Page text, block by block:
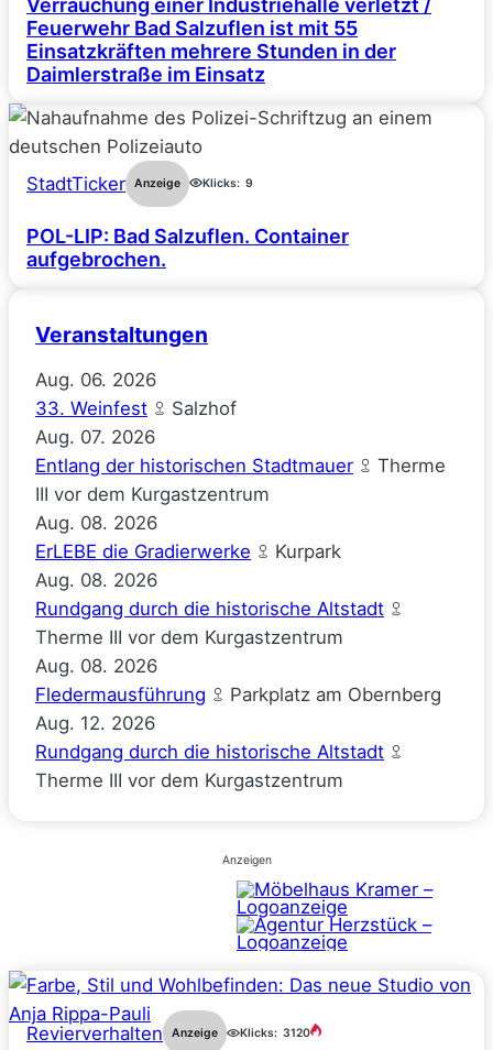
Verrauchung einer Industriehalle verletzt /
Feuerwehr Bad Salzuflen ist mit 55
Einsatzkräften mehrere Stunden in der
Daimlerstraße im Einsatz
StadtTicker Anzeige Klicks: 9
POL-LIP: Bad Salzuflen. Container
aufgebrochen.
Veranstaltungen
Aug. 06. 2026
33. Weinfest
Salzhof
Aug. 07. 2026
Entlang der historischen Stadtmauer
Therme
III vor dem Kurgastzentrum
Aug. 08. 2026
ErLEBE die Gradierwerke
Kurpark
Aug. 08. 2026
Rundgang durch die historische Altstadt
Therme III vor dem Kurgastzentrum
Aug. 08. 2026
Fledermausführung
Parkplatz am Obernberg
Aug. 12. 2026
Rundgang durch die historische Altstadt
Therme III vor dem Kurgastzentrum
Anzeigen
Revierverhalten Anzeige Klicks: 3120